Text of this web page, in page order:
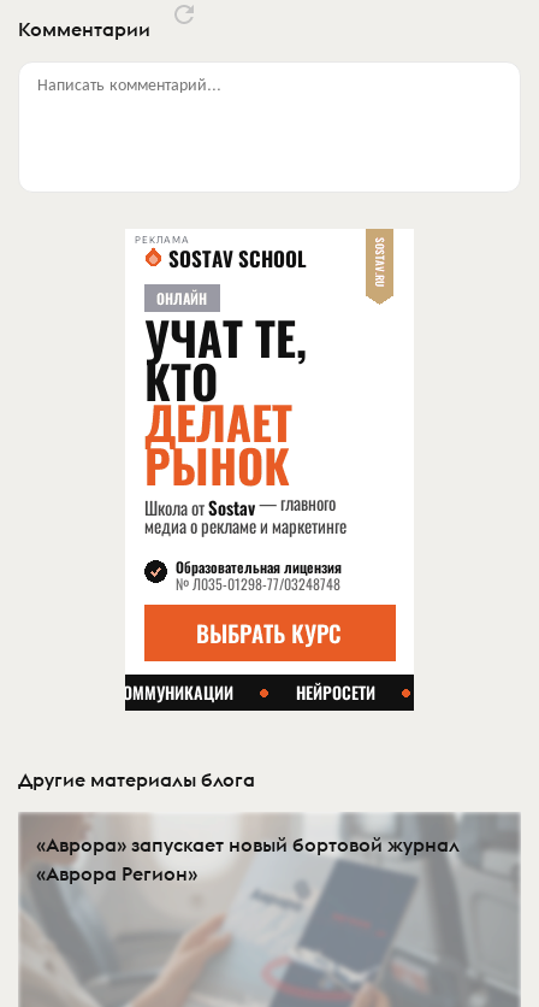
Комментарии
Написать комментарий...
РЕКЛАМА
Другие материалы блога
«Аврора» запускает новый бортовой журнал
«Аврора Регион»